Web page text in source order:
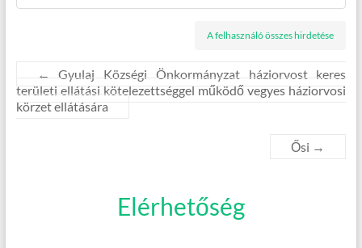
A felhasználó összes hirdetése
←
Gyulaj Községi Önkormányzat háziorvost keres
területi ellátási kötelezettséggel működő vegyes háziorvosi
körzet ellátására
Ősi →
Elérhetőség